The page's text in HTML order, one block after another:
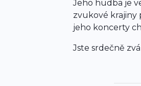
Jeho hudba je
zvukové krajiny
jeho koncerty
Jste srdečně